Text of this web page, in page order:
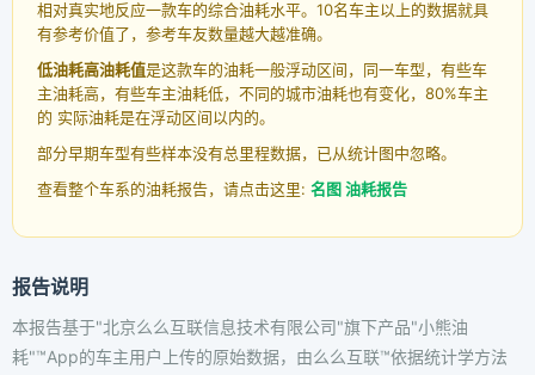
相对真实地反应一款车的综合油耗水平。10名车主以上的数据就具
有参考价值了，参考车友数量越大越准确。
低油耗高油耗值是这款车的油耗一般浮动区间，同一车型，有些车
主油耗高，有些车主油耗低，不同的城市油耗也有变化，80%车主
的 实际油耗是在浮动区间以内的。
部分早期车型有些样本没有总里程数据，已从统计图中忽略。
查看整个车系的油耗报告，请点击这里: 名图 油耗报告
报告说明
本报告基于"北京么么互联信息技术有限公司"旗下产品"小熊油
耗"™App的车主用户上传的原始数据，由么么互联™依据统计学方法